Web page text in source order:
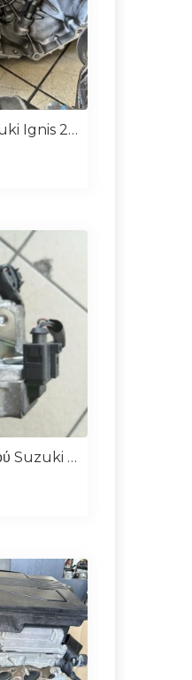
Σασμαν 4χ2 Suzuki Ignis 2016-2021 K12D 1.2 Hybrid
Πεταλούδα Γκαζιού Suzuki Grand Vitara 1.9 Diesel